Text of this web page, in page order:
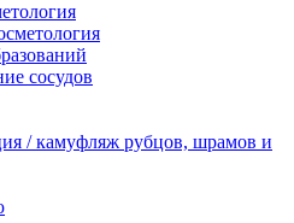
сосудов
/ камуфляж рубцов, шрамов и